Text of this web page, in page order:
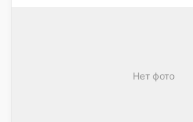
Нет фото